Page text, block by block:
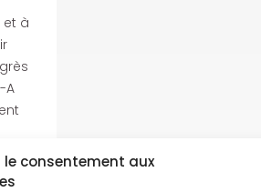
le consentement aux
et à
A